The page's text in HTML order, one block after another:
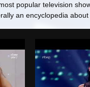
popular television
an encyclopedia